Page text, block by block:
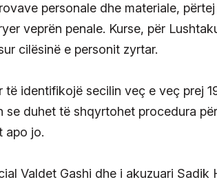
personale dhe materiale,
veprën penale. Kurse, për
cilësinë e personit zyrtar.
të identifikojë secilin veç e veç prej
se duhet të shqyrtohet procedura
apo jo.
Valdet Gashi dhe i akuzuari Sadik